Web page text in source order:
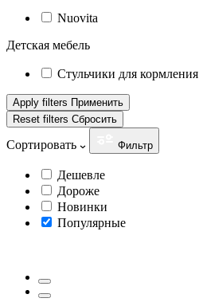
Nuovita
Детская мебель
Стульчики для кормления
Apply filters Применить
Reset filters Сбросить
Сортировать Фильтр
Дешевле
Дороже
Новинки
Популярные